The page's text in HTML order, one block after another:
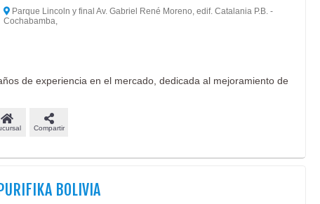
Parque Lincoln y final Av. Gabriel René Moreno, edif. Catalania P.B. -
Cochabamba,
de experiencia en el mercado, dedicada al mejoramiento de
Compartir
PURIFIKA BOLIVIA